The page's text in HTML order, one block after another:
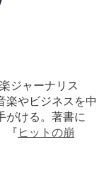
ジャーナリス
楽やビジネスを中
がける。著書に
『 ヒットの崩